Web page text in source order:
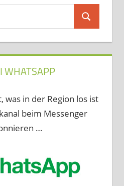
Suchen
WHATSAPP
in der Region los ist
beim Messenger
…